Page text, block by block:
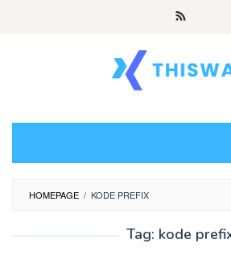
HOMEPAGE / KODE PREFIX
Tag: kode